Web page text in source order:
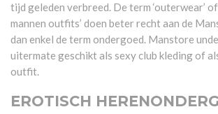
tijd geleden verbreed. De term ‘outerwear’
mannen outfits’ doen beter recht aan de
dan enkel de term ondergoed. Manstore
uitermate geschikt als sexy club kleding of
outfit.
EROTISCH